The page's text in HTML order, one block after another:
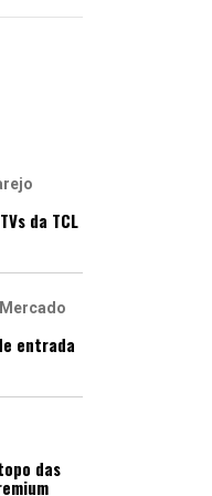
da TCL
Mercado
entrada
das